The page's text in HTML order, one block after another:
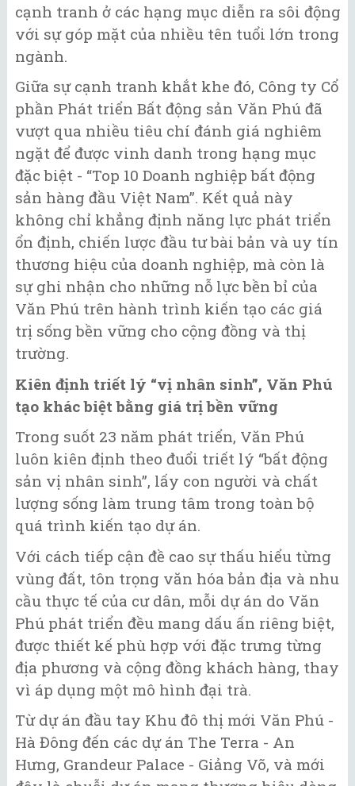
cạnh tranh ở các hạng mục diễn ra sôi động
với sự góp mặt của nhiều tên tuổi lớn trong
ngành.
Giữa sự cạnh tranh khắt khe đó, Công ty Cổ
phần Phát triển Bất động sản Văn Phú đã
vượt qua nhiều tiêu chí đánh giá nghiêm
ngặt để được vinh danh trong hạng mục
đặc biệt - “Top 10 Doanh nghiệp bất động
sản hàng đầu Việt Nam”. Kết quả này
không chỉ khẳng định năng lực phát triển
ổn định, chiến lược đầu tư bài bản và uy tín
thương hiệu của doanh nghiệp, mà còn là
sự ghi nhận cho những nỗ lực bền bỉ của
Văn Phú trên hành trình kiến tạo các giá
trị sống bền vững cho cộng đồng và thị
trường.
Kiên định triết lý “vị nhân sinh”, Văn Phú
tạo khác biệt bằng giá trị bền vững
Trong suốt 23 năm phát triển, Văn Phú
luôn kiên định theo đuổi triết lý “bất động
sản vị nhân sinh”, lấy con người và chất
lượng sống làm trung tâm trong toàn bộ
quá trình kiến tạo dự án.
Với cách tiếp cận đề cao sự thấu hiểu từng
vùng đất, tôn trọng văn hóa bản địa và nhu
cầu thực tế của cư dân, mỗi dự án do Văn
Phú phát triển đều mang dấu ấn riêng biệt,
được thiết kế phù hợp với đặc trưng từng
địa phương và cộng đồng khách hàng, thay
vì áp dụng một mô hình đại trà.
Từ dự án đầu tay Khu đô thị mới Văn Phú -
Hà Đông đến các dự án The Terra - An
Hưng, Grandeur Palace - Giảng Võ, và mới